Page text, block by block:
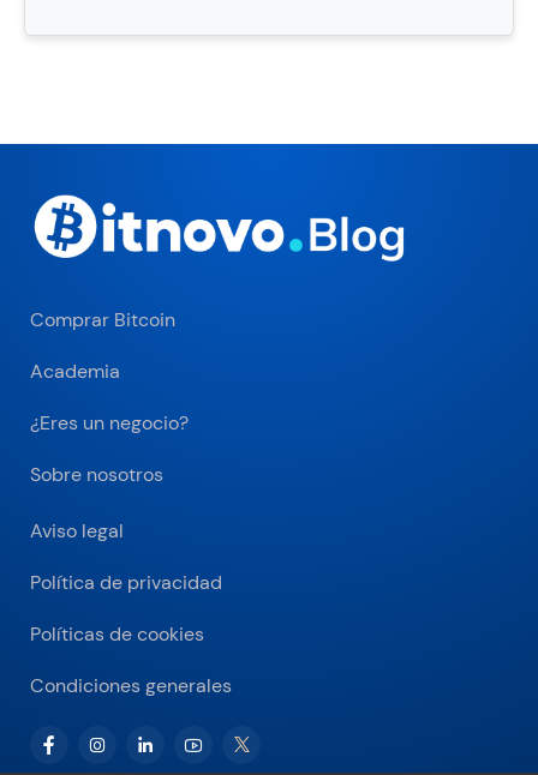
Comprar Bitcoin
Academia
¿Eres un negocio?
Sobre nosotros
Aviso legal
Política de privacidad
Políticas de cookies
Condiciones generales